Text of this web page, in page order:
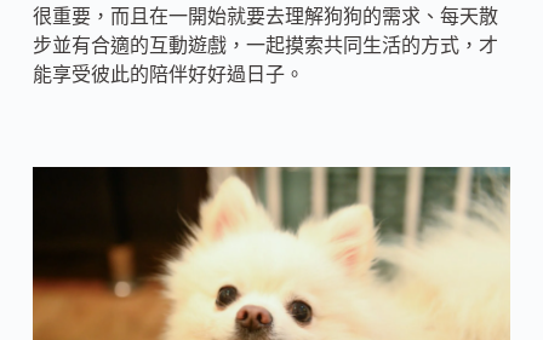
很重要，而且在一開始就要去理解狗狗的需求、每天散
步並有合適的互動遊戲，一起摸索共同生活的方式，才
能享受彼此的陪伴好好過日子。